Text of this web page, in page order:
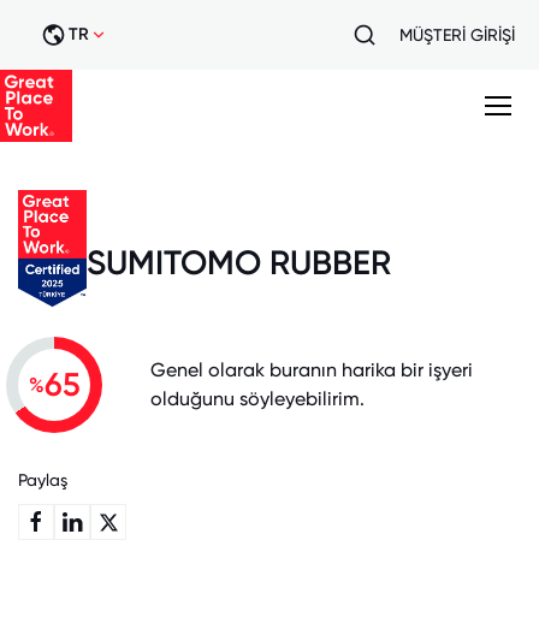
TR MÜŞTERİ GİRİŞİ
SUMITOMO RUBBER
%65
Genel olarak buranın harika bir işyeri
olduğunu söyleyebilirim.
Paylaş